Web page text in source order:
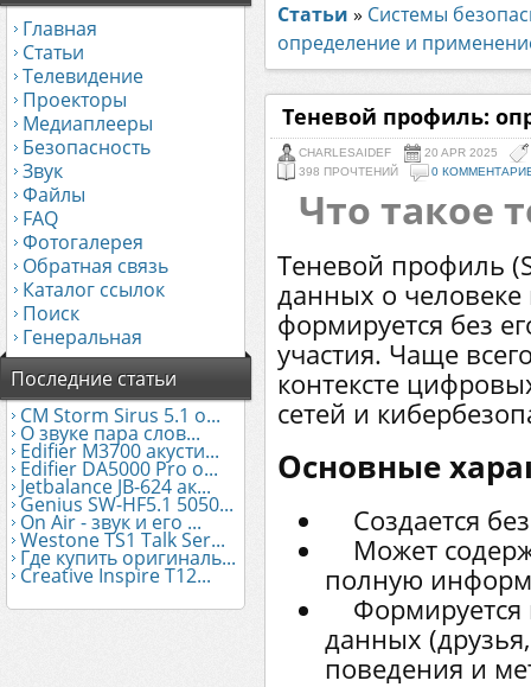
Главная
Статьи
Телевидение
Проекторы
Медиаплееры
Безопасность
Звук
Файлы
FAQ
Фотогалерея
Обратная связь
Каталог ссылок
Поиск
Генеральная
Последние статьи
CM Storm Sirus 5.1 о...
О звуке пара слов...
Edifier М3700 акусти...
Edifier DA5000 Pro о...
Jetbalance JB-624 ак...
Genius SW-HF5.1 5050...
On Air - звук и его ...
Westone TS1 Talk Ser...
Где купить оригиналь...
Creative Inspire T12...
Статьи » Системы
определение и
Теневой профиль:
CHARLESAIDEF
20 APR 2025
398 ПРОЧТЕНИЙ
0
Что такое
Теневой профиль
данных о
формируется без
участия. Чаще
контексте
сетей и
Основные
Создается
Может
полную
Формируется
данных
поведения и